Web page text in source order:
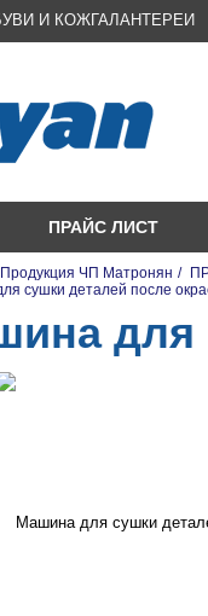
И КОЖГАЛАНТЕРЕИ
ПРАЙС ЛИСТ
Продукция ЧП Матронян /
сушки деталей после
для